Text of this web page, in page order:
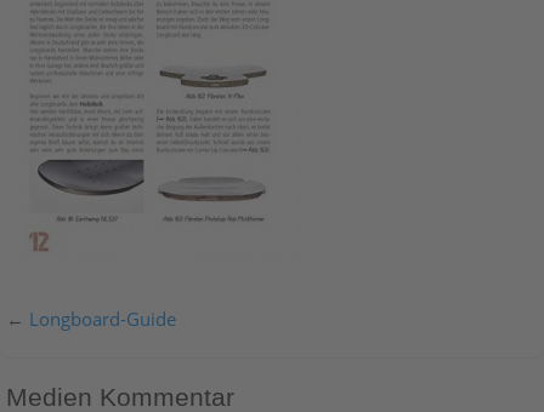
← Longboard-Guide
Medien Kommentar